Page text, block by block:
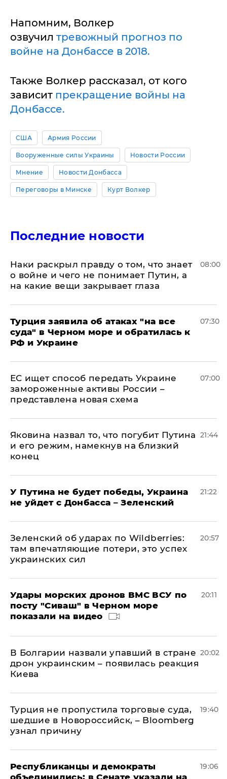
Напомним, Волкер
озвучил тревожный прогноз по
войне на Донбассе в 2018.
Также Волкер рассказал, от кого
зависит прекращение войны на
Донбассе.
США Армия России
Вооруженные силы Украины Новости России
Мнение Новости Донбасса
Переговоры в Минске Курт Волкер
Последние новости
Наки раскрыл правду о том, что знает
о войне и чего не понимает Путин, а
на какие вещи закрывает глаза
08:00
Турция заявила об атаках "на все
суда" в Черном море и обратилась к
РФ и Украине
07:30
ЕС ищет способ передать Украине
замороженные активы России –
представлена новая схема
07:00
Яковина назвал то, что погубит Путина
и его режим, намекнув на близкий
конец
21:44
У Путина не будет победы, Украина
не уйдет с Донбасса – Зеленский
21:22
Зеленский об ударах по Wildberries:
там впечатляющие потери, это успех
украинских сил
20:57
Удары морских дронов ВМС ВСУ по
посту "Сиваш" в Черном море
показали на видео
20:11
В Болгарии назвали упавший в стране
дрон украинским – появилась реакция
Киева
20:02
Турция не пропустила торговые суда,
шедшие в Новороссийск, – Bloomberg
узнал причину
19:40
Республиканцы и демократы
объединились: в Сенате указали на
19:06